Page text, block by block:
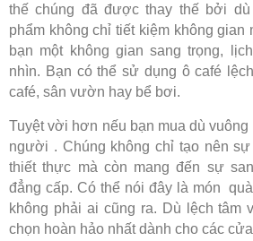
thế chúng đã được thay thế bởi dù
phẩm không chỉ tiết kiệm không gian
bạn một không gian sang trọng,
nhìn. Bạn có thể sử dụng ô café
café, sân vườn hay bể bơi.
Tuyệt vời hơn nếu bạn mua dù vuông
người . Chúng không chỉ tạo nên
thiết thực mà còn mang đến sự
đẳng cấp. Có thể nói đây là món
không phải ai cũng ra. Dù lệch tâm
chọn hoàn hảo nhất dành cho các